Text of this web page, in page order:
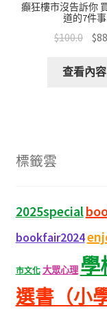
癲狂樓市沒告訴你
道的7件事
$100.0 $
查看內容
標籤雲
2025special
bookfair2024
市文化 大眾心理 學
選書（小學